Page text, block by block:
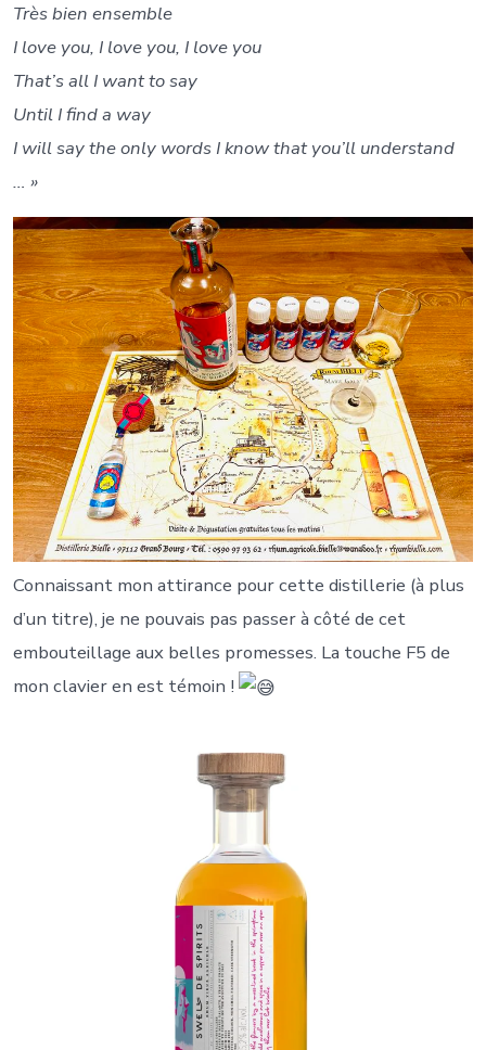
Très bien ensemble
I love you, I love you, I love you
That’s all I want to say
Until I find a way
I will say the only words I know that you’ll understand
… »
Connaissant mon attirance pour cette distillerie (à plus
d’un titre), je ne pouvais pas passer à côté de cet
embouteillage aux belles promesses. La touche F5 de
mon clavier en est témoin !